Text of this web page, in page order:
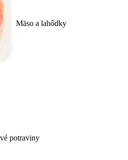
Mäso a lahôdky
potraviny